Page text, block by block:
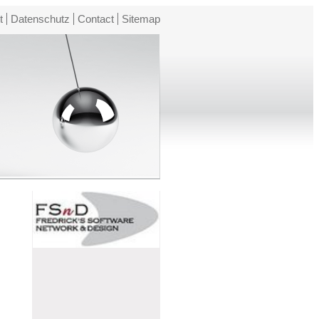
Datenschutz Contact Sitemap